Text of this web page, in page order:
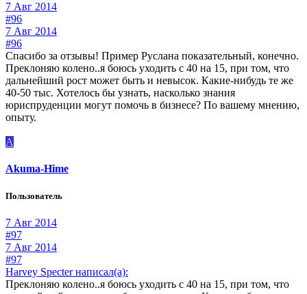
7 Авг 2014
#96
7 Авг 2014
#96
Спасибо за отзывы! Пример Руслана показательный, конечно.
Преклоняю колено..я боюсь уходить с 40 на 15, при том, что
дальнейший рост может быть и невысок. Какие-нибудь те же
40-50 тыс. Хотелось бы узнать, насколько знания
юриспруденции могут помочь в бизнесе? По вашему мнению,
опыту.
A
Akuma-Hime
Пользователь
7 Авг 2014
#97
7 Авг 2014
#97
Harvey Specter написал(а):
Преклоняю колено..я боюсь уходить с 40 на 15, при том, что